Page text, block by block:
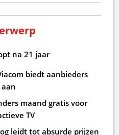
na 21 jaar
biedt aanbieders
maand gratis voor
TV
leidt tot absurde prijzen